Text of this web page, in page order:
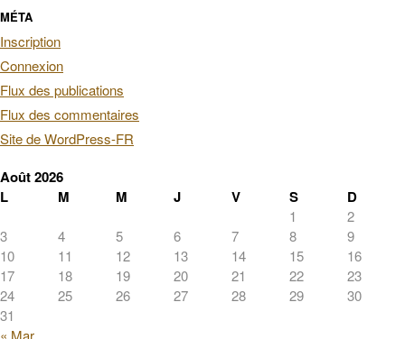
MÉTA
Inscription
Connexion
Flux des publications
Flux des commentaires
Site de WordPress-FR
Août 2026
L
M M J V S D
1
2
3
4 5 6 7 8
9
10
11 12 13 14 15
16
17
18 19 20 21 22
23
24
25 26 27 28 29
30
31
« Mar